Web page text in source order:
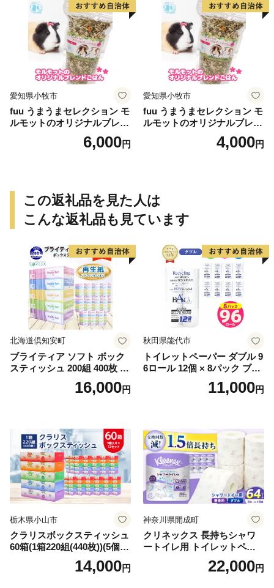
愛知県小牧市
fuu うまうまセレクション モ
ルモットのオリジナルブレン
6,000円
愛知県小牧市
fuu うまうまセレクション モ
ルモットのオリジナルブレン
4,000円
この返礼品を見た人は
こんな返礼品も見ています
北海道倶知安町
ブライティア ソフト ボック
スティッシュ 200組 400枚 60
箱 日本製 まとめ買い ティッ
シュ リサイクル 長持 防災 常
倶知安町 日用品
16,000円
秋田県能代市
トイレットペーパー ダブル 9
6ロール 12個 × 8パック ブラ
ンカ 再生紙 100％ 芯あり 日
用品 消耗品 無香料 生活用品
11,000円
栃木県小山市
クラリスボックスティッシュ
60箱(1箱220組(440枚))(5個入
り×12セット)【1256759】
14,000円
神奈川県開成町
クリネックス 長持ちシャワ
ートイレ用 トイレットペー
パー（ダブル）64ロール(8ロ
ール×8パック) 開成町 トイレ
22,000円